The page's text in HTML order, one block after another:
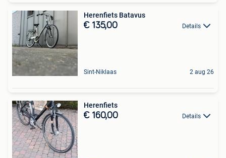
Herenfiets Batavus
€ 135,00 Details
Sint-Niklaas 2 aug 26
Herenfiets
€ 160,00 Details